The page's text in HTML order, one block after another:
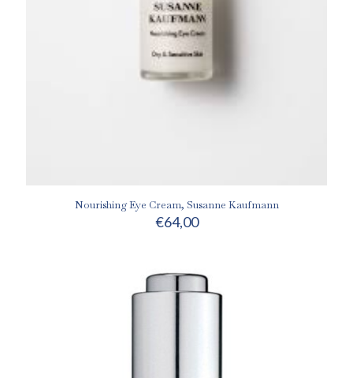
Nourishing Eye Cream, Susanne Kaufmann
€64,00